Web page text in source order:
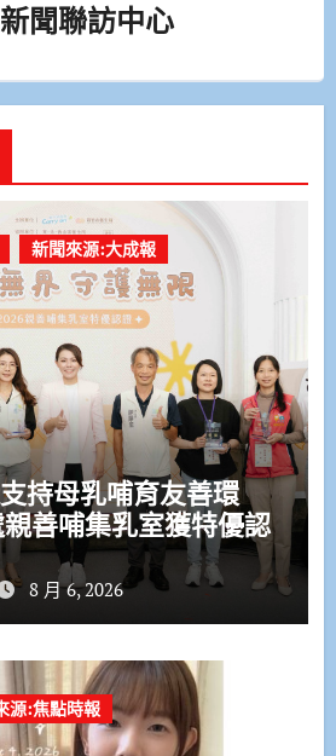
新聞聯訪中心
新聞來源:大成報
持母乳哺育友善環
善哺集乳室獲特優認
8 月 6, 2026
源:焦點時報